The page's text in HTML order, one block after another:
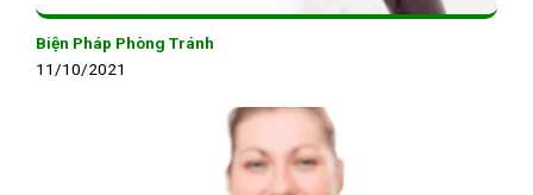
Biện Pháp Phòng Tránh
11/10/2021